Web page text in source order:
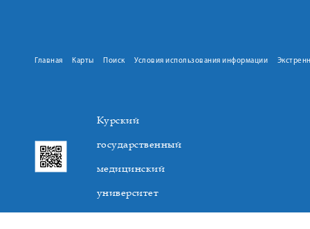
Главная Карты Поиск Условия использования информации
Курский
государственный
медицинский
университет